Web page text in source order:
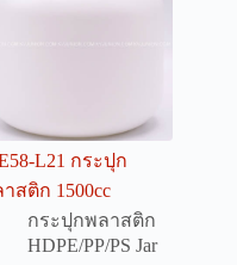
L21 กระปุก
สติก 1500cc
กระปุกพลาสติก
HDPE/PP/PS Jar